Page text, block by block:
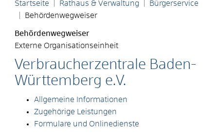
Startseite Rathaus & Verwaltung
Bürgerservice
Behördenwegweiser
Behördenwegweiser
Externe Organisationseinheit
Verbraucherzentrale Baden-
Württemberg e.V.
Allgemeine Informationen
Zugehörige Leistungen
Formulare und Onlinedienste